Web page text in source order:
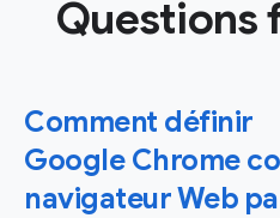
Questions
Comment définir
Google Chrome
navigateur Web